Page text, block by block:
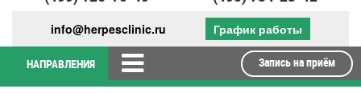
info@herpesclinic.ru График работы
НАПРАВЛЕНИЯ Запись на приём